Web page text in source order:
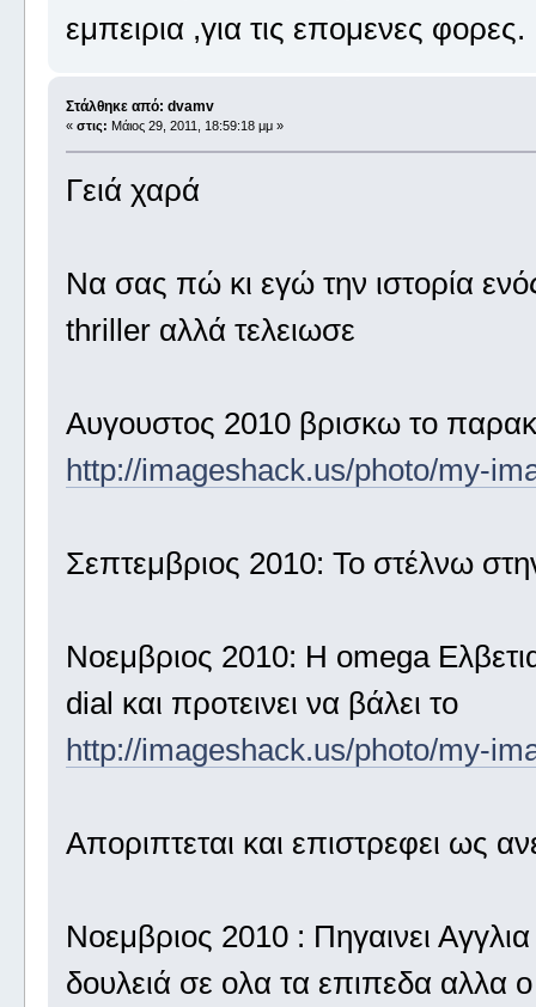
εμπειρια ,για τις επομενες φορες.
Στάλθηκε από: dvamv
« στις: Μάιος 29, 2011, 18:59:18 μμ »
Γειά χαρά
Να σας πώ κι εγώ την ιστορία
thriller αλλά τελειωσε
Αυγουστος 2010 βρισκω το
http://imageshack.us/photo/my-
Σεπτεμβριος 2010: Το στέλνω
Νοεμβριος 2010: Η omega
dial και προτεινει να βάλει το
http://imageshack.us/photo/my-
Αποριπτεται και επιστρεφει ως
Νοεμβριος 2010 : Πηγαινει
δουλειά σε ολα τα επιπεδα αλλα